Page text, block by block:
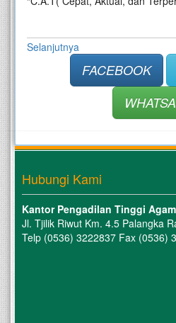
Selanjutnya
FACEBOOK
Hubungi Kami
Kantor Pengadilan Tinggi
Jl. Tjilik Riwut Km. 4.5 Palangka
Telp (0536) 3222837 Fax (0536)